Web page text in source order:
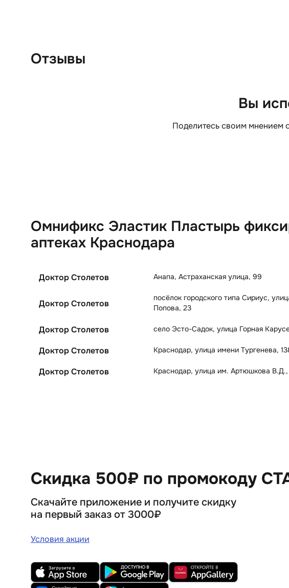
Отзывы
Вы
Поделитесь своим мнением
Омнификс Эластик Пластырь
аптеках Краснодара
Доктор Столетов Анапа, Астраханская улица, 99
Доктор Столетов
посёлок городского типа Сириус,
Попова, 23
Доктор Столетов село Эсто-Садок, улица Горная
Доктор Столетов
Краснодар, улица имени Тургенева,
Доктор Столетов
Краснодар, улица им. Артюшкова В.Д.,
Скидка 500₽ по промокоду
Скачайте приложение и получите скидку
на первый заказ от 3000₽
Условия акции